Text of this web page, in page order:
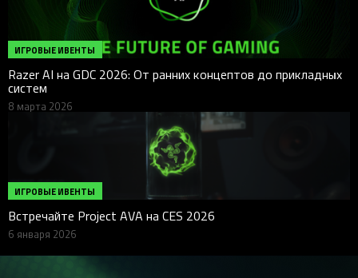
ИГРОВЫЕ ИВЕНТЫ
Razer AI на GDC 2026: От ранних концептов до прикладных
систем
8 марта 2026
ИГРОВЫЕ ИВЕНТЫ
Встречайте Project AVA на CES 2026
6 января 2026